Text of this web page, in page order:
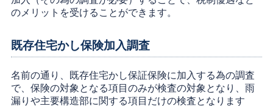
のメリットを受けることができます。
既存住宅かし保険加入調査
名前の通り、既存住宅かし保証保険に加入する為の調査
で、保険の対象となる項目のみが検査の対象となり、雨
漏りや主要構造部に関する項目だけの検査となります